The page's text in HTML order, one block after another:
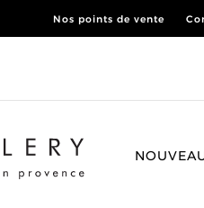
Nos points de vente